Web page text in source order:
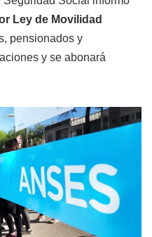
Ley de Movilidad
pensionados y
y se abonará